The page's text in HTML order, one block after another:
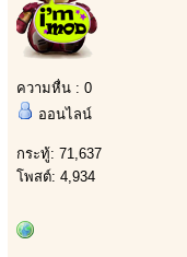
ความหื่น : 0
ออนไลน์
กระทู้: 71,637
โพสต์: 4,934